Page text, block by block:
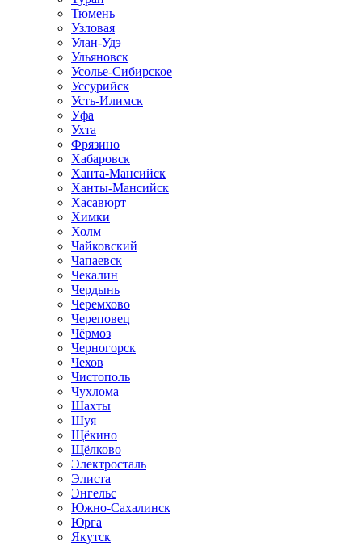
Тюмень
Узловая
Улан-Удэ
Ульяновск
Усолье-Сибирское
Уссурийск
Усть-Илимск
Уфа
Ухта
Фрязино
Хабаровск
Ханта-Мансийск
Ханты-Мансийск
Хасавюрт
Химки
Холм
Чайковский
Чапаевск
Чекалин
Чердынь
Черемхово
Череповец
Чёрмоз
Черногорск
Чехов
Чистополь
Чухлома
Шахты
Шуя
Щёкино
Щёлково
Электросталь
Элиста
Энгельс
Южно-Сахалинск
Юрга
Якутск